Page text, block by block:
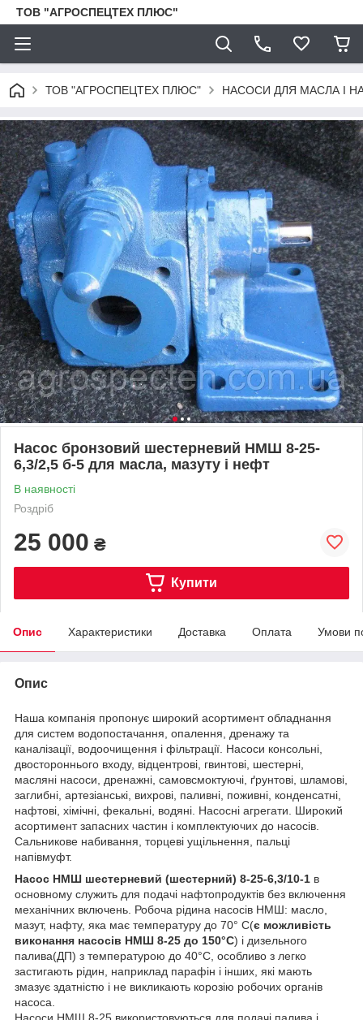
ТОВ "АГРОСПЕЦТЕХ ПЛЮС"
ТОВ "АГРОСПЕЦТЕХ ПЛЮС" НАСОСИ ДЛЯ МАСЛА І
Насос бронзовий шестерневий НМШ 8-25-
6,3/2,5 б-5 для масла, мазуту і нефт
В наявності
Роздріб
25 000 ₴
Купити
Опис Характеристики Доставка Оплата Умови
Опис
Наша компанія пропонує широкий асортимент обладнання
для систем водопостачання, опалення, дренажу та
каналізації, водоочищення і фільтрації. Насоси консольні,
двостороннього входу, відцентрові, гвинтові, шестерні,
масляні насоси, дренажні, самовсмоктуючі, ґрунтові, шламові,
заглибні, артезіанські, вихрові, паливні, поживні, конденсатні,
нафтові, хімічні, фекальні, водяні. Насосні агрегати. Широкий
асортимент запасних частин і комплектуючих до насосів.
Сальникове набивання, торцеві ущільнення, пальці
напівмуфт.
Насос НМШ шестерневий (шестерний) 8-25-6,3/10-1 в
основному служить для подачі нафтопродуктів без включення
механічних включень. Робоча рідина насосів НМШ: масло,
мазут, нафту, яка має температуру до 70° С(є можливість
виконання насосів НМШ 8-25 до 150°С) і дизельного
палива(ДП) з температурою до 40°С, особливо з легко
застигають рідин, наприклад парафін і інших, які мають
змазує здатністю і не викликають корозію робочих органів
насоса.
Насоси НМШ 8-25 використовуються для подачі палива і